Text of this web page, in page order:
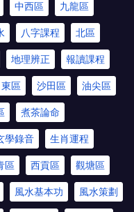
中西區 九龍區
八字課程 北區
地理辨正 報讀課程
東區 沙田區 油尖區
煮茶論命
學錄音 生肖運程
區 西貢區 觀塘區
風水基本功 風水策劃